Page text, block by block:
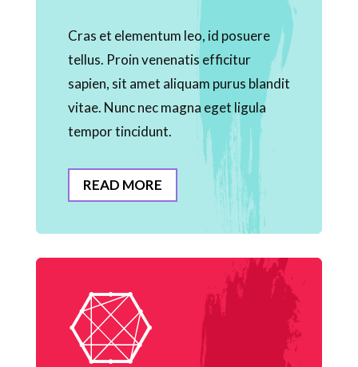
Cras et elementum leo, id posuere
tellus. Proin venenatis efficitur
sapien, sit amet aliquam purus blandit
vitae. Nunc nec magna eget ligula
tempor tincidunt.
READ MORE
